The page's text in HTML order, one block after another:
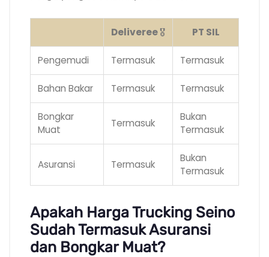
Deliveree🎖️ PT SIL
Pengemudi Termasuk Termasuk
Bahan Bakar Termasuk Termasuk
Bongkar
Muat
Termasuk
Bukan
Termasuk
Asuransi Termasuk
Bukan
Termasuk
Apakah Harga Trucking Seino
Sudah Termasuk Asuransi
dan Bongkar Muat?